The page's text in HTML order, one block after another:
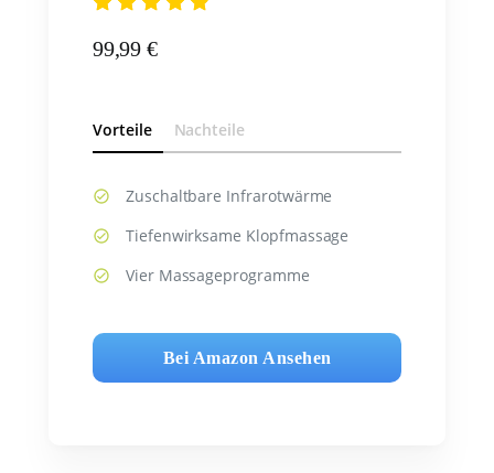
99,99 €
Vorteile Nachteile
Zuschaltbare Infrarotwärme
Tiefenwirksame Klopfmassage
Vier Massageprogramme
Bei Amazon Ansehen